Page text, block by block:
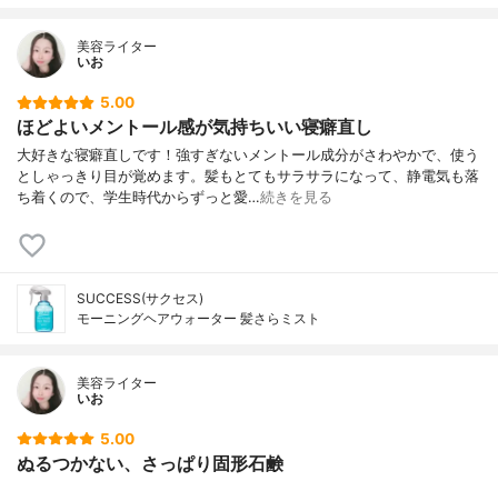
美容ライター
いお
5.00
ほどよいメントール感が気持ちいい寝癖直し
大好きな寝癖直しです！強すぎないメントール成分がさわやかで、使う
としゃっきり目が覚めます。髪もとてもサラサラになって、静電気も落
ち着くので、学生時代からずっと愛…続きを見る
SUCCESS(サクセス)
モーニングヘアウォーター 髪さらミスト
美容ライター
いお
5.00
ぬるつかない、さっぱり固形石鹸